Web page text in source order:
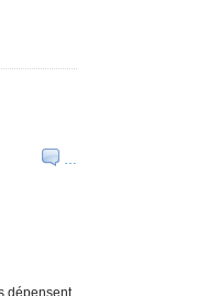
…
dépensent